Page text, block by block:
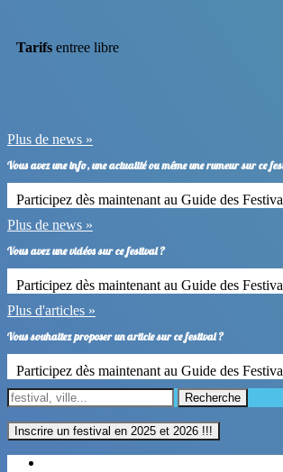
Tarifs entree libre
Plus de news »
Vous avez une info, une actualité ou même une rumeur sur ce
Participez dès maintenant au Guide des
Plus de news »
Vous avez une vidéos sur ce festival ?
Participez dès maintenant au Guide des
Plus d'articles »
Vous souhaitez proposer un article sur ce festival ?
Participez dès maintenant au Guide des
Recherche
Inscrire un festival en 2025 et 2026 !!!